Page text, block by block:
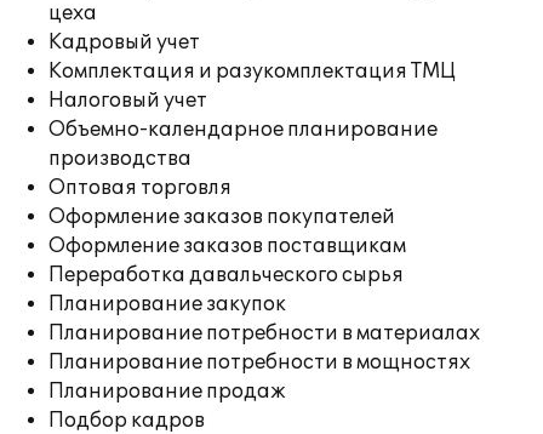
цеха
Кадровый учет
Комплектация и разукомплектация ТМЦ
Налоговый учет
Объемно-календарное планирование
производства
Оптовая торговля
Оформление заказов покупателей
Оформление заказов поставщикам
Переработка давальческого сырья
Планирование закупок
Планирование потребности в материалах
Планирование потребности в мощностях
Планирование продаж
Подбор кадров